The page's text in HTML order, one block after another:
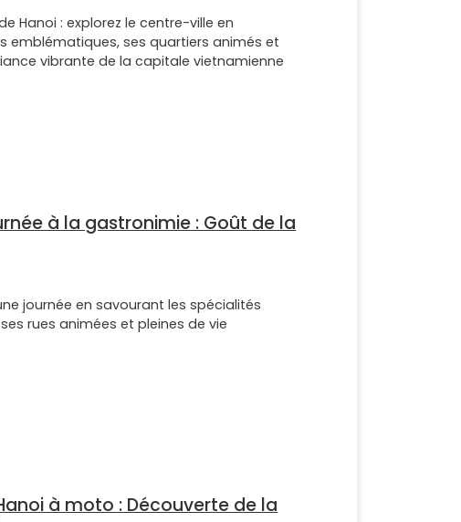
Hanoi : explorez le centre-ville en
emblématiques, ses quartiers animés et
vibrante de la capitale vietnamienne
à la gastronimie : Goût de la
journée en savourant les spécialités
rues animées et pleines de vie
à moto : Découverte de la